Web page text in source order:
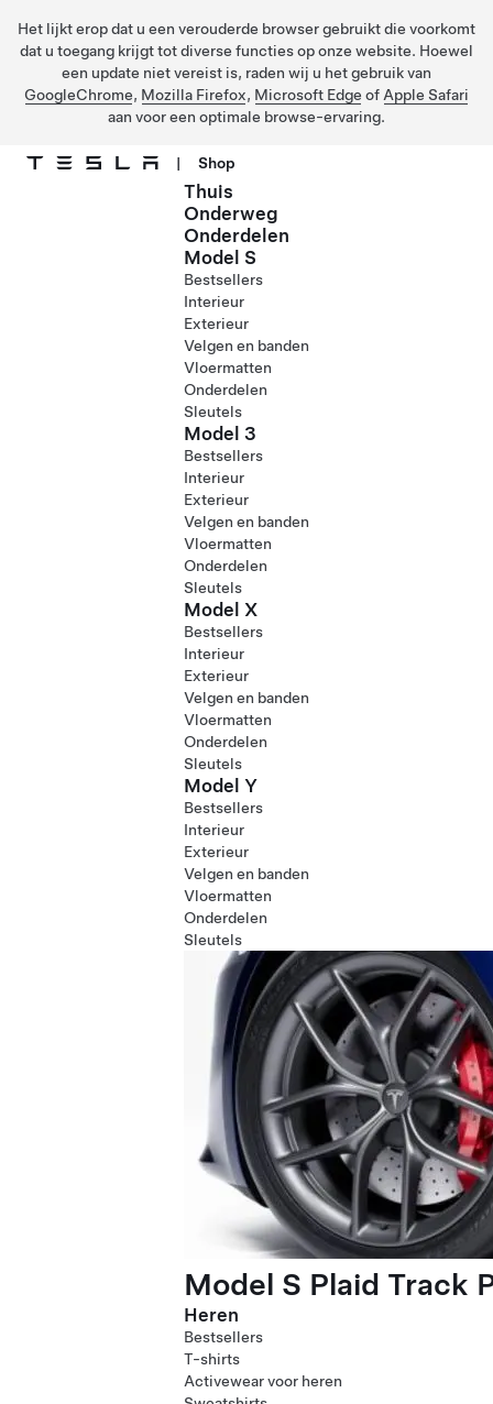
Het lijkt erop dat u een verouderde browser gebruikt die voorkomt
dat u toegang krijgt tot diverse functies op onze website. Hoewel
een update niet vereist is, raden wij u het gebruik van
GoogleChrome, Mozilla Firefox, Microsoft Edge of Apple Safari
aan voor een optimale browse-ervaring.
| Shop
Thuis
Onderweg
Onderdelen
Model S
Bestsellers
Interieur
Exterieur
Velgen en banden
Vloermatten
Onderdelen
Sleutels
Model 3
Bestsellers
Interieur
Exterieur
Velgen en banden
Vloermatten
Onderdelen
Sleutels
Model X
Bestsellers
Interieur
Exterieur
Velgen en banden
Vloermatten
Onderdelen
Sleutels
Model Y
Bestsellers
Interieur
Exterieur
Velgen en banden
Vloermatten
Onderdelen
Sleutels
Model S Plaid Track
Heren
Bestsellers
T-shirts
Activewear voor heren